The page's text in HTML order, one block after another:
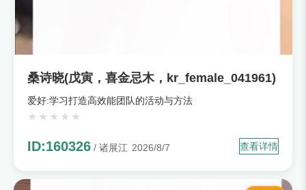
桑诗晓(戊寅，喜金忌木，kr_female_041961)
爱好:学习打造高效能团队的活动与方法
ID:160326 / 诸展江 2026/8/7 查看详情